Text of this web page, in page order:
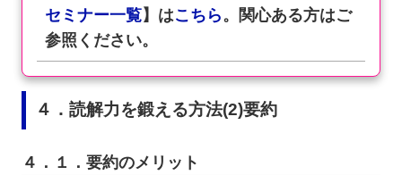
セミナー一覧】はこちら 。関心ある方はご
参照ください。
４．読解力を鍛える方法(2)要約
４．１．要約のメリット